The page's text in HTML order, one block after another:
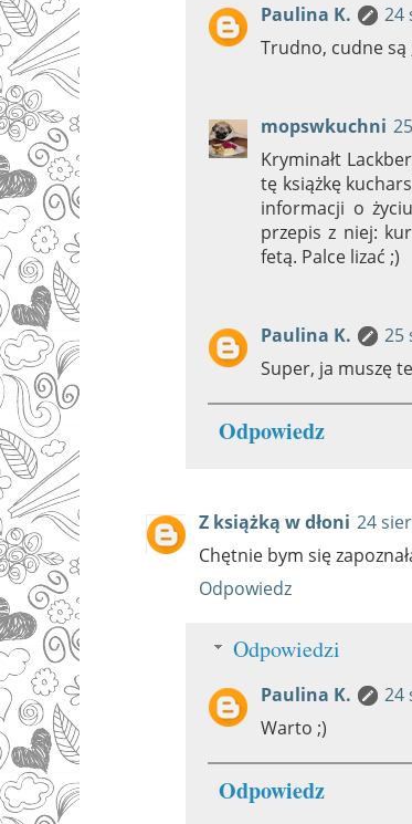
Paulina K.
24
Trudno, cudne są
mopswkuchni
Kryminałt
tę książkę
informacji o
przepis z niej:
fetą. Palce lizać ;)
Paulina K.
25
Super, ja muszę
Odpowiedz
Z książką w dłoni 24
Chętnie bym się
Odpowiedz
Odpowiedzi
Paulina K.
24
Warto ;)
Odpowiedz